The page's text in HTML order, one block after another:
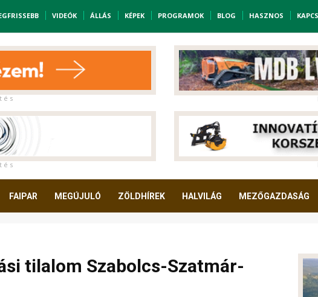
VIDEÓK ÁLLÁS KÉPEK PROGRAMOK BLOG HASZNOS
é s
é s
FAIPAR MEGÚJULÓ ZÖLDHÍREK HALVILÁG MEZŐGAZDASÁG
tilalom Szabolcs-Szatmár-